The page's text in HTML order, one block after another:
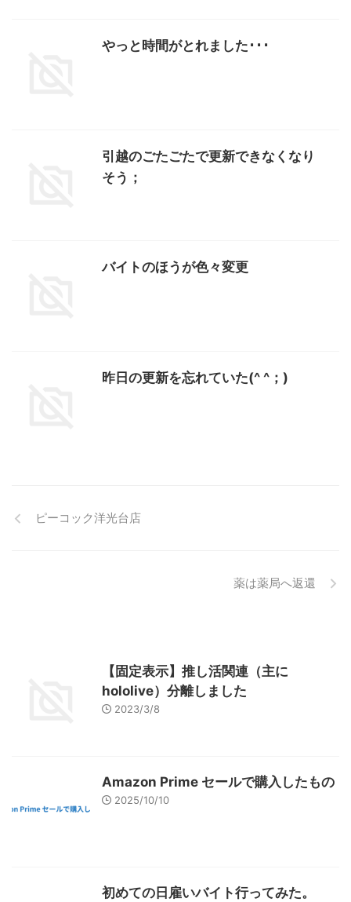
やっと時間がとれました･･･
引越のごたごたで更新できなくなり
そう；
バイトのほうが色々変更
昨日の更新を忘れていた(^ ^；)ゞ
ピーコック洋光台店
薬は薬局へ返還
【固定表示】推し活関連（主に
hololive）分離しました
2023/3/8
Amazon Prime セールで購入したもの
2025/10/10
初めての日雇いバイト行ってみた。